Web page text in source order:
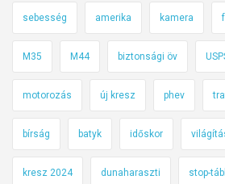
sebesség amerika kamera
M35 M44 biztonsági öv
motorozás új kresz phev
bírság batyk időskor
kresz 2024 dunaharaszti stop-